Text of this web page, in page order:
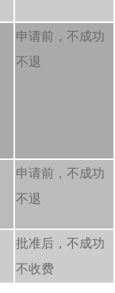
申请前，不成功
不退
申请前，不成功
不退
批准后，不成功
不收费